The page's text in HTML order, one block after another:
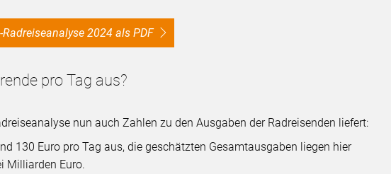
Radreiseanalyse 2024 als PDF
pro Tag aus?
nun auch Zahlen zu den Ausgaben der Radreisenden liefert:
130 Euro pro Tag aus, die geschätzten Gesamtausgaben liegen hier
Milliarden Euro.